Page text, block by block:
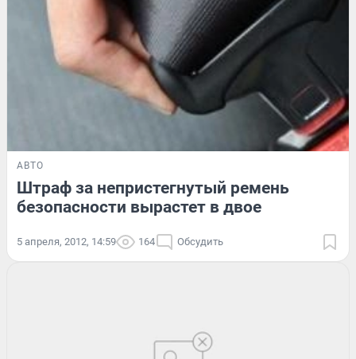
АВТО
Штраф за непристегнутый ремень
безопасности вырастет в двое
5 апреля, 2012, 14:59 164 Обсудить